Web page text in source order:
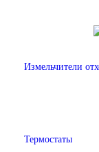
Измельчители
Термостаты